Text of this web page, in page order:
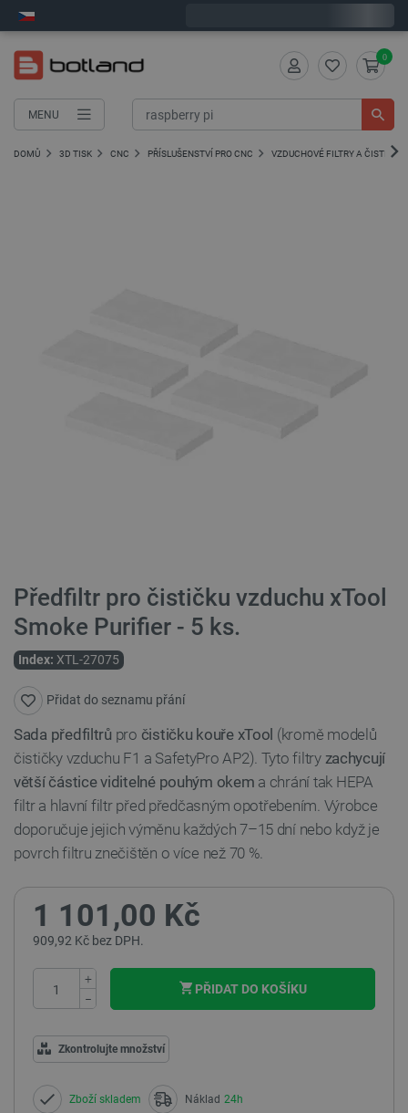
MENU
0
DOMŮ 3D TISK CNC PŘÍSLUŠENSTVÍ PRO CNC VZDUCHOVÉ FILTRY A ČISTIČKY
Předfiltr pro čističku vzduchu xTool
Smoke Purifier - 5 ks.
Index: XTL-27075
Přidat do seznamu přání
Sada předfiltrů pro čističku kouře xTool (kromě modelů
čističky vzduchu F1 a SafetyPro AP2). Tyto filtry zachycují
větší částice viditelné pouhým okem a chrání tak HEPA
filtr a hlavní filtr před předčasným opotřebením. Výrobce
doporučuje jejich výměnu každých 7–15 dní nebo když je
povrch filtru znečištěn o více než 70 %.
1 101,00 Kč
909,92 Kč bez DPH.
+
−
PŘIDAT DO KOŠÍKU
Zkontrolujte množství
Zboží skladem Náklad 24h